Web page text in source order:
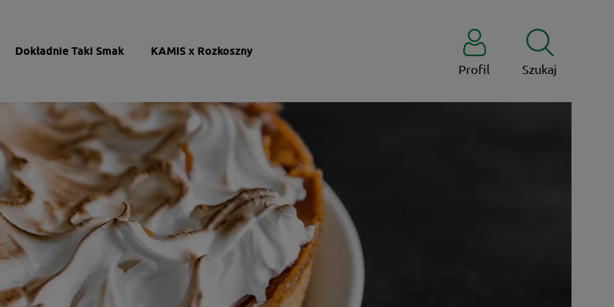
Dokładnie Taki Smak KAMIS x Rozkoszny
Profil Szukaj